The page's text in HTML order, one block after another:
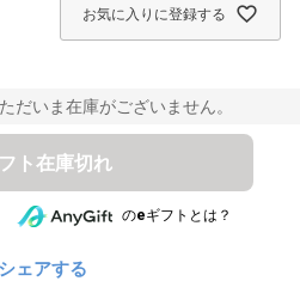
お気に入りに登録する
だいま在庫がございません。
ト在庫切れ
のeギフトとは？
シェアする